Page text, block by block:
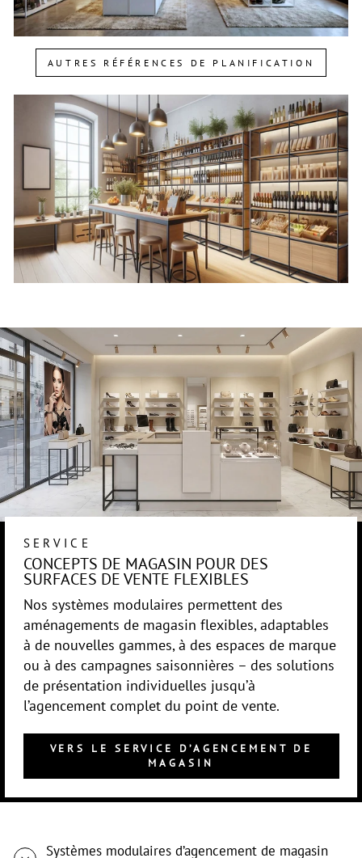
AUTRES RÉFÉRENCES DE PLANIFICATION
SERVICE
CONCEPTS DE MAGASIN POUR DES
SURFACES DE VENTE FLEXIBLES
Nos systèmes modulaires permettent des
aménagements de magasin flexibles, adaptables
à de nouvelles gammes, à des espaces de marque
ou à des campagnes saisonnières – des solutions
de présentation individuelles jusqu’à
l’agencement complet du point de vente.
VERS LE SERVICE D’AGENCEMENT DE
MAGASIN
Systèmes modulaires d’agencement de magasin